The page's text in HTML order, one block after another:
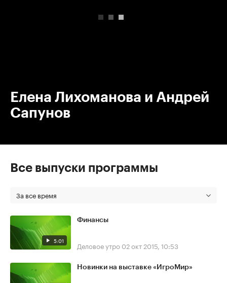
Елена Лихоманова и Андрей
Сапунов
Все выпуски программы
За все время
5:01
Финансы
Деловое утро 02 окт 2015, 10:53
Новинки на выставке «ИгроМир»